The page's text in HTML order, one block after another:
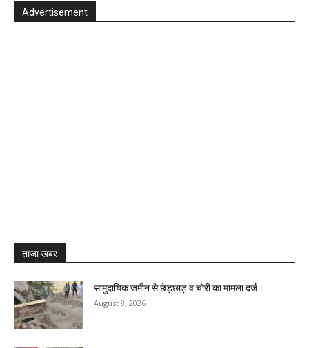
Advertisement
ताजा खबर
सामुदायिक जमीन से छेड़छाड़ व चोरी का मामला दर्ज
August 8, 2026